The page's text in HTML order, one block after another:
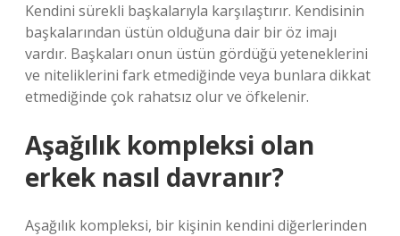
Kendini sürekli başkalarıyla karşılaştırır. Kendisinin
başkalarından üstün olduğuna dair bir öz imajı
vardır. Başkaları onun üstün gördüğü yeteneklerini
ve niteliklerini fark etmediğinde veya bunlara dikkat
etmediğinde çok rahatsız olur ve öfkelenir.
Aşağılık kompleksi olan
erkek nasıl davranır?
Aşağılık kompleksi, bir kişinin kendini diğerlerinden